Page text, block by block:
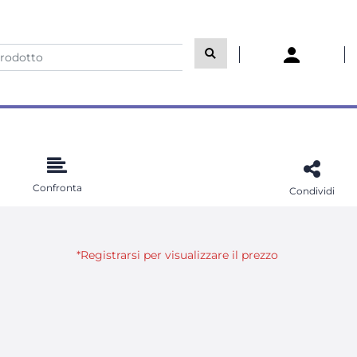
Confronta Condividi
*Registrarsi per visualizzare il prezzo